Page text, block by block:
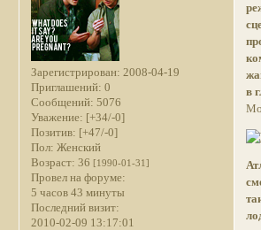
Зарегистрирован: 2008-04-19
Приглашений: 0
Сообщений: 5076
Уважение: [+34/-0]
Позитив: [+47/-0]
Пол: Женский
Возраст: 36 [1990-01-31]
Провел на форуме:
5 часов 43 минуты
Последний визит:
2010-02-09 13:17:01
в